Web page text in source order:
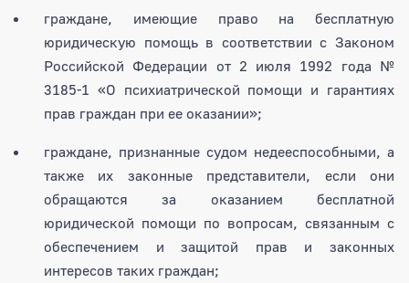
граждане, имеющие право на бесплатную
юридическую помощь в соответствии с Законом
Российской Федерации от 2 июля 1992 года №
3185-1 «О психиатрической помощи и гарантиях
прав граждан при ее оказании»;
граждане, признанные судом недееспособными, а
также их законные представители, если они
обращаются за оказанием бесплатной
юридической помощи по вопросам, связанным с
обеспечением и защитой прав и законных
интересов таких граждан;